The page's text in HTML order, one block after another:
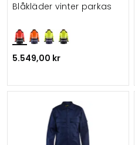
Blåkläder vinter parkas
5.549,00 kr